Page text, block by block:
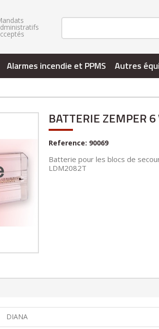
Alarmes incendie et PPMS Autres
BATTERIE ZEMPER
Reference: 90069
Batterie pour les blocs de
LDM2082T
DIANA